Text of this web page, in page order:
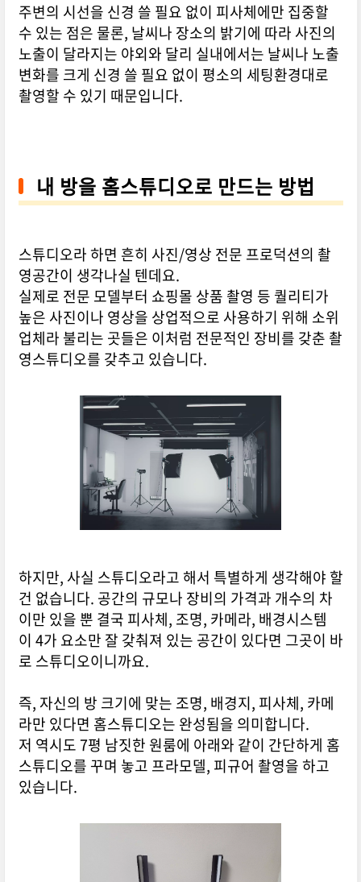
주변의 시선을 신경 쓸 필요 없이 피사체에만 집중할
수 있는 점은 물론, 날씨나 장소의 밝기에 따라 사진의
노출이 달라지는 야외와 달리 실내에서는 날씨나 노출
변화를 크게 신경 쓸 필요 없이 평소의 세팅환경대로
촬영할 수 있기 때문입니다.
내 방을 홈스튜디오로 만드는 방법
스튜디오라 하면 흔히 사진/영상 전문 프로덕션의 촬
영공간이 생각나실 텐데요.
실제로 전문 모델부터 쇼핑몰 상품 촬영 등 퀄리티가
높은 사진이나 영상을 상업적으로 사용하기 위해 소위
업체라 불리는 곳들은 이처럼 전문적인 장비를 갖춘 촬
영스튜디오를 갖추고 있습니다.
하지만, 사실 스튜디오라고 해서 특별하게 생각해야 할
건 없습니다. 공간의 규모나 장비의 가격과 개수의 차
이만 있을 뿐 결국 피사체, 조명, 카메라, 배경시스템
이 4가 요소만 잘 갖춰져 있는 공간이 있다면 그곳이 바
로 스튜디오이니까요.
즉, 자신의 방 크기에 맞는 조명, 배경지, 피사체, 카메
라만 있다면 홈스튜디오는 완성됨을 의미합니다.
저 역시도 7평 남짓한 원룸에 아래와 같이 간단하게 홈
스튜디오를 꾸며 놓고 프라모델, 피규어 촬영을 하고
있습니다.